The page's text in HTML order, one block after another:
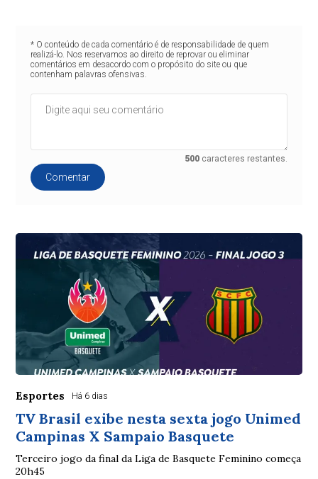
* O conteúdo de cada comentário é de responsabilidade de quem
realizá-lo. Nos reservamos ao direito de reprovar ou eliminar
comentários em desacordo com o propósito do site ou que
contenham palavras ofensivas.
500 caracteres restantes.
Comentar
Esportes Há 6 dias
TV Brasil exibe nesta sexta jogo Unimed
Campinas X Sampaio Basquete
Terceiro jogo da final da Liga de Basquete Feminino começa
20h45